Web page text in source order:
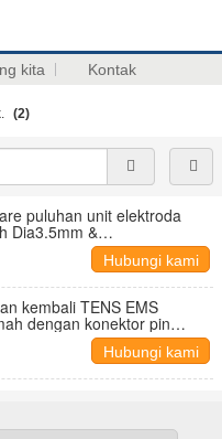
kita Kontak
(2)
puluhan unit elektroda
Dia3.5mm &
Hubungi kami
kembali TENS EMS
dengan konektor pin
Hubungi kami